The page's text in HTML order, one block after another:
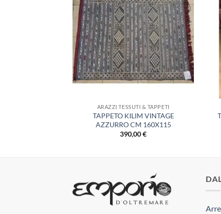
Aggiungi
alla lista
dei
desideri
ARAZZI TESSUTI & TAPPETI
TAPPETO KILIM VINTAGE
AZZURRO CM 160X115
390,00€